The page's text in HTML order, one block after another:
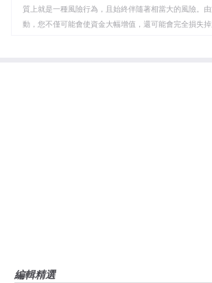
板
質上就是一種風險行為，且始終伴隨著相當大的風險。
動，您不僅可能會使資金大幅增值，還可能會完全損失
編輯精選